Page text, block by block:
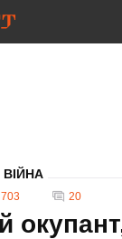
ВІЙНА
20